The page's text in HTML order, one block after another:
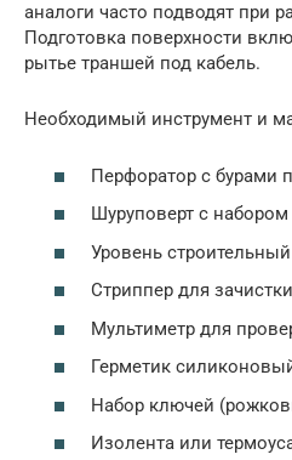
аналоги часто подводят при
Подготовка поверхности
рытье траншей под кабель.
Необходимый инструмент и
Перфоратор с бурами
Шуруповерт с набором
Уровень
Стриппер для
Мультиметр для
Герметик
Набор ключей
Изолента или